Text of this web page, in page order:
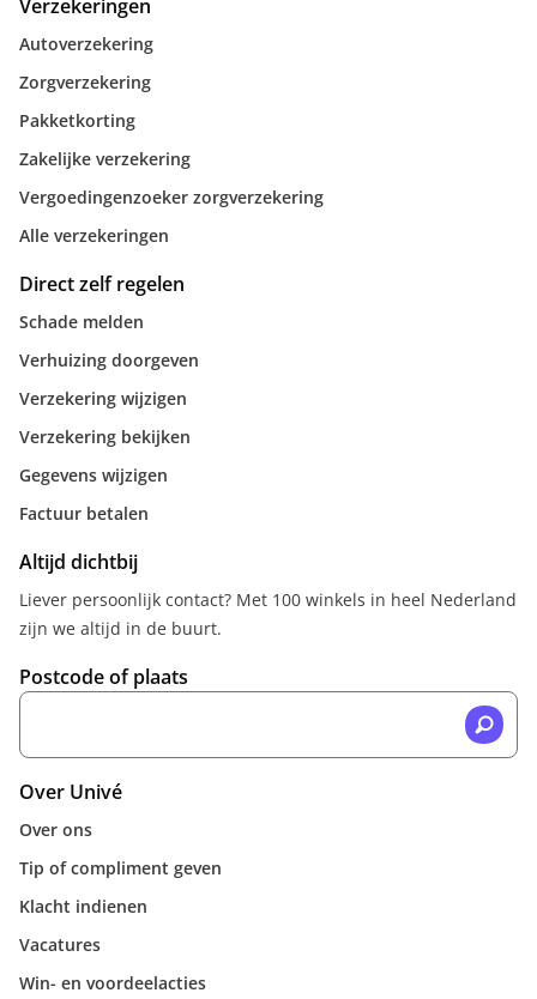
Verzekeringen
Autoverzekering
Zorgverzekering
Pakketkorting
Zakelijke verzekering
Vergoedingenzoeker zorgverzekering
Alle verzekeringen
Direct zelf regelen
Schade melden
Verhuizing doorgeven
Verzekering wijzigen
Verzekering bekijken
Gegevens wijzigen
Factuur betalen
Altijd dichtbij
Liever persoonlijk contact? Met 100 winkels in heel Nederland
zijn we altijd in de buurt.
Postcode of plaats
Over Univé
Over ons
Tip of compliment geven
Klacht indienen
Vacatures
Win- en voordeelacties